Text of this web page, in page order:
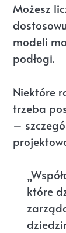
Możesz
modeli
podłogi.
Niektóre
trzeba
–
które